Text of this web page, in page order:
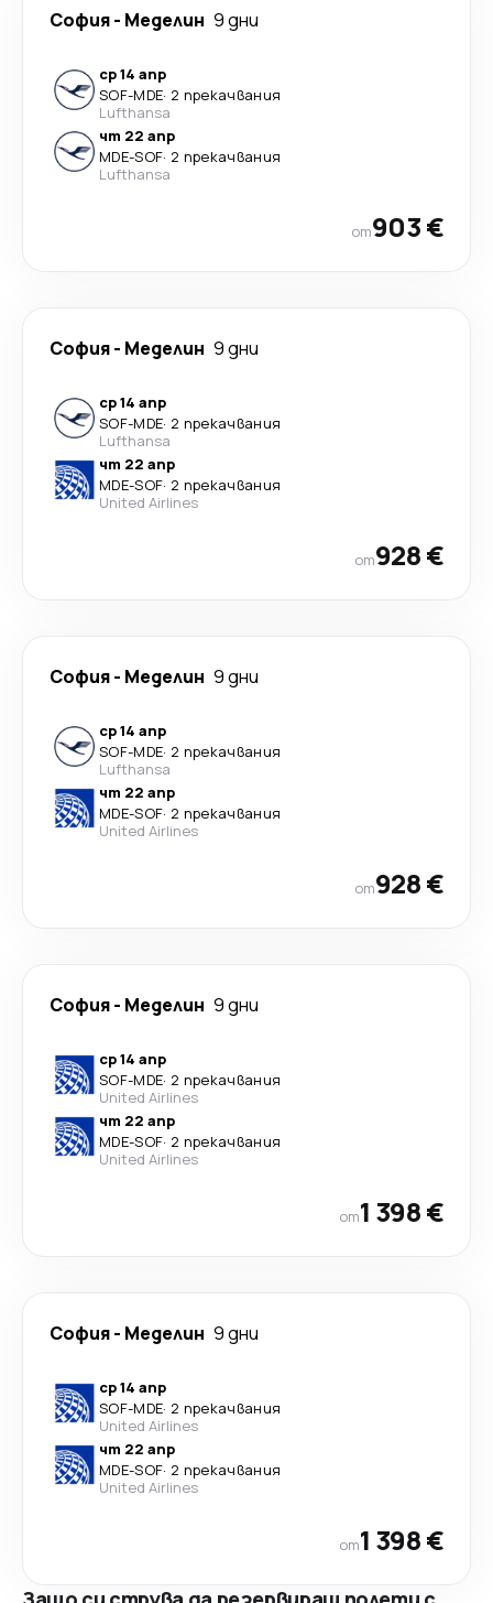
София- Меделин 9 дни
ср 14 апр
SOF-MDE· 2 прекачвания
Lufthansa
чт 22 апр
MDE-SOF· 2 прекачвания
Lufthansa
от903 €
София- Меделин 9 дни
ср 14 апр
SOF-MDE· 2 прекачвания
Lufthansa
чт 22 апр
MDE-SOF· 2 прекачвания
United Airlines
от928 €
София- Меделин 9 дни
ср 14 апр
SOF-MDE· 2 прекачвания
Lufthansa
чт 22 апр
MDE-SOF· 2 прекачвания
United Airlines
от928 €
София- Меделин 9 дни
ср 14 апр
SOF-MDE· 2 прекачвания
United Airlines
чт 22 апр
MDE-SOF· 2 прекачвания
United Airlines
от1 398 €
София- Меделин 9 дни
ср 14 апр
SOF-MDE· 2 прекачвания
United Airlines
чт 22 апр
MDE-SOF· 2 прекачвания
United Airlines
от1 398 €